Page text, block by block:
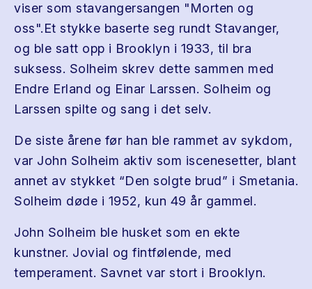
viser som stavangersangen "Morten og
oss".Et stykke baserte seg rundt Stavanger,
og ble satt opp i Brooklyn i 1933, til bra
suksess. Solheim skrev dette sammen med
Endre Erland og Einar Larssen. Solheim og
Larssen spilte og sang i det selv.
De siste årene før han ble rammet av sykdom,
var John Solheim aktiv som iscenesetter, blant
annet av stykket “Den solgte brud” i Smetania.
Solheim døde i 1952, kun 49 år gammel.
John Solheim ble husket som en ekte
kunstner. Jovial og fintfølende, med
temperament. Savnet var stort i Brooklyn.